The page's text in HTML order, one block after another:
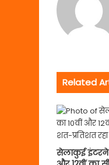
Related
सेलाकुई